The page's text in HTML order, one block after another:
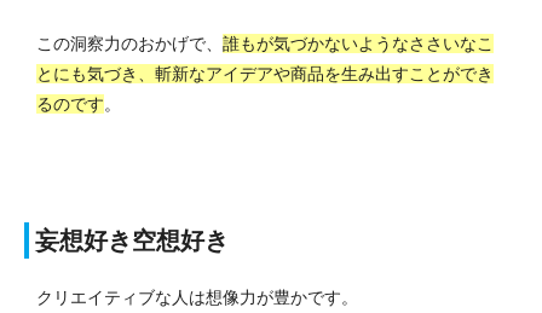
この洞察力のおかげで、 誰もが気づかないようなささいなこ
とにも気づき、斬新なアイデアや商品を生み出すことができ
るのです。
妄想好き空想好き
クリエイティブな人は想像力が豊かです。